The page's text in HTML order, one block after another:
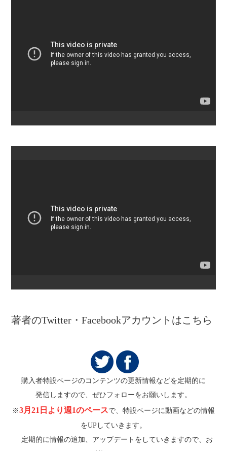
著者のTwitter・Facebookアカウントはこちら
購入者特設ページのコンテンツの更新情報などを定期的に
発信しますので、ぜひフォローをお願いします。
※3月21日より週1のペース で、特設ページに動画などの情報
をUPしていきます。
定期的に情報の追加、アップデートをしていきますので、お